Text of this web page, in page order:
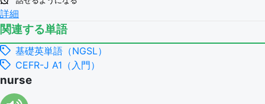
詳細
関連する単語
基礎英単語（NGSL）
CEFR-J A1（入門）
nurse